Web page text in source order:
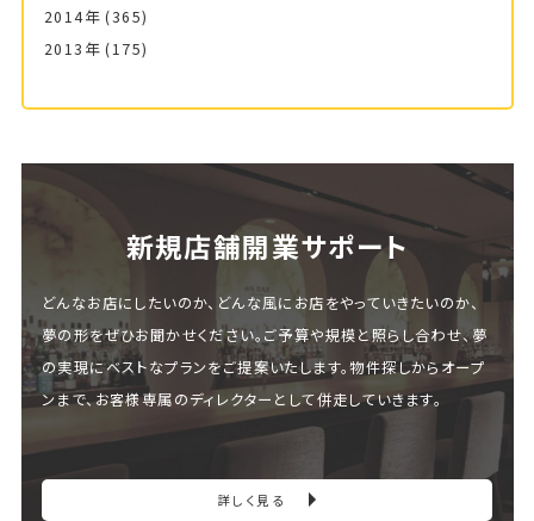
2014年 (365)
2013年 (175)
新規店舗開業サポート
どんなお店にしたいのか、どんな風にお店をやっていきたいのか、
夢の形をぜひお聞かせください。ご予算や規模と照らし合わせ、夢
の実現にベストなプランをご提案いたします。物件探しからオープ
ンまで、お客様専属のディレクターとして併走していきます。
詳しく見る